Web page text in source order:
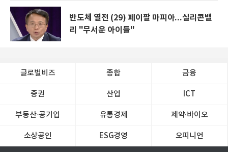
반도체 열전 (29) 페이팔 마피아...실리콘밸
리 "무서운 아이들"
글로벌비즈 종합 금융
증권 산업 ICT
부동산·공기업 유통경제 제약∙바이오
소상공인 ESG경영 오피니언